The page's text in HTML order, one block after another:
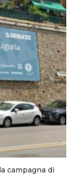
campagna di